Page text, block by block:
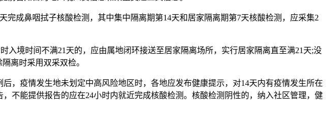
成鼻咽拭子核酸检测，其中集中隔离期第14天和居家隔离期第7天核酸检测，应采集2
境时间不满21天的，应由属地闭环接送至居家隔离场所，实行居家隔离直至满21天;没
离时采用双采双检。
，疫情发生地未划定中高风险地区时，各地应发布健康提示，对14天内有疫情发生所在
不能提供报告的应在24小时内就近完成核酸检测。核酸检测阴性的，纳入社区管理，健